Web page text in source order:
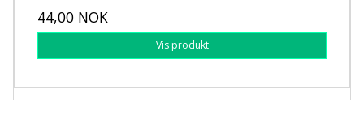
44,00 NOK
Vis produkt